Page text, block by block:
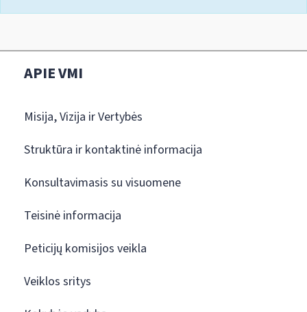
APIE VMI
Misija, Vizija ir Vertybės
Struktūra ir kontaktinė informacija
Konsultavimasis su visuomene
Teisinė informacija
Peticijų komisijos veikla
Veiklos sritys